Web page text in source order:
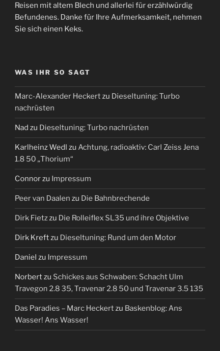
Reisen mit altem Blech und allerlei für erzählwürdig
Befundenes. Danke für Ihre Aufmerksamkeit, nehmen
Sie sich einen Keks.
WAS IHR SO SAGT
Marc-Alexander Heckertzu Dieseltuning: Turbo
nachrüsten
Nad zu Dieseltuning: Turbo nachrüsten
Karlheinz Wedl zu Achtung, radioaktiv: Carl Zeiss Jena
1.8 50 „Thorium“
Connorzu Impressum
Peer van Daalen zu Die Bahnbrechende
Dirk Fietzzu Die Rolleiflex SL35 und ihre Objektive
Dirk Kreftzu Dieseltuning: Rund um den Motor
Daniel zu Impressum
Norbertzu Schickes aus Schwaben: Schacht Ulm
Travegon 2.8 35, Travenar 2.8 50 und Travenar 3.5 135
Das Paradies – Marc Heckertzu Baskenblog: Ans
Wasser! Ans Wasser!